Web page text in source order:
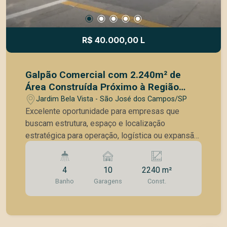
Localizado na Rua Armando D`Oliveira Cobra, no
Jardim Aquarius, próximo ao Shopping Colinas,
escolas, supermercados, farmácias, restaurantes
e com fácil acesso às principais vias da cidade.
#SaoJoseDosCampos #ApartamentoAVenda
#ApartamentoAquarius #EdificioTopHills
#ImoveisSJC #MercadoImobiliario
#ApartamentoComVista #PonteEstaiada
#AltoPadraoSJC #Apartamento93m
#ApartamentoPlanejado #ImovelDosSonhos
#CorretorDeImoveis #InvestimentoImobiliario
#MorarBem #ImoveisDeLuxo
#Apartamento3Dormitorios #TopHills
R$ 40.000,00 L
Galpão Comercial com 2.240m² de
Área Construída Próximo à Região
Central
Jardim Bela Vista - São José dos Campos/SP
Excelente oportunidade para empresas que
buscam estrutura, espaço e localização
estratégica para operação, logística ou expansão
do negócio. Com 2.240m² de área construída em
um terreno de 2.300m², o imóvel oferece uma
estrutura ampla e versátil, ideal para diferentes
segmentos comerciais e industriais. O espaço
conta com estacionamento para carros,
4
Banho
10
Garagens
2240 m²
Const.